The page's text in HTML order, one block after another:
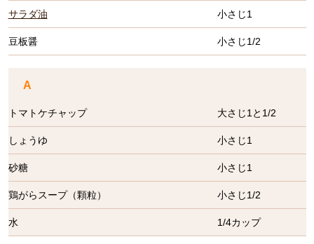
サラダ油 小さじ1
豆板醤 小さじ1/2
A
トマトケチャップ 大さじ1と1/2
しょうゆ 小さじ1
砂糖 小さじ1
鶏がらスープ（顆粒） 小さじ1/2
水 1/4カップ